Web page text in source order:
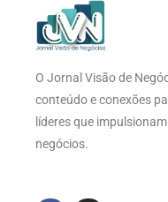
O Jornal Visão de
conteúdo e conexões
líderes que
negócios.